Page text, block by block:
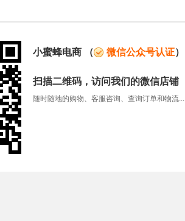
小蜜蜂电商 （ 微信公众号认证）
扫描二维码，访问我们的微信店铺
随时随地的购物、客服咨询、查询订单和物流...